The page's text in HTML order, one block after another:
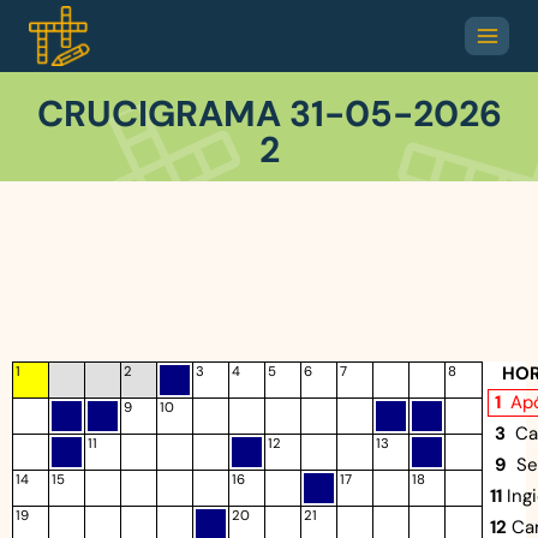
CRUCIGRAMA 31-05-2026
2
1
3
9
11
12
1 2 3 4 5 6 7
8
9
10
11
12
13
14
15 16 17
18
19
20
21